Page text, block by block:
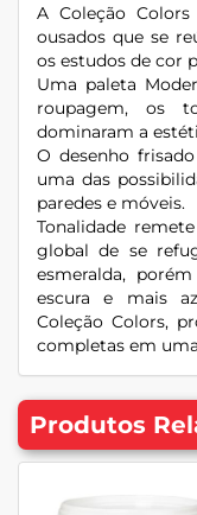
A Coleção
ousados que se
os estudos de cor
Uma paleta
roupagem, os
dominaram a
O desenho
uma das
paredes e móveis.
Tonalidade
global de se
esmeralda,
escura e mais
Coleção Colors,
completas em
Produtos